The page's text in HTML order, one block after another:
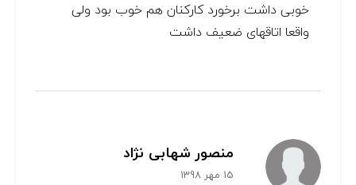
خوبی داشت برخورد کارکنان هم خوب بود ولی
واقعا اتاقهای ضعیف داشت
منصور شهابی نژاد
15 مهر 1398